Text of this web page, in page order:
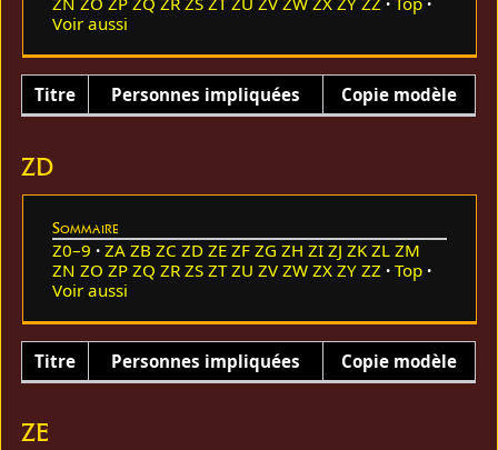
Voir aussi
Titre Personnes impliquées Copie modèle
ZD
Sommaire
Z0–9 ZA ZB ZC ZD ZE ZF ZG ZH ZI ZJ ZK ZL ZM
ZN ZO ZP ZQ ZR ZS ZT ZU ZV ZW ZX ZY ZZ
Top
Voir aussi
Titre Personnes impliquées Copie modèle
ZE